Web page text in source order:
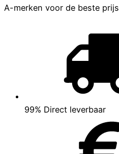
A-merken voor de beste prijs
99% Direct leverbaar